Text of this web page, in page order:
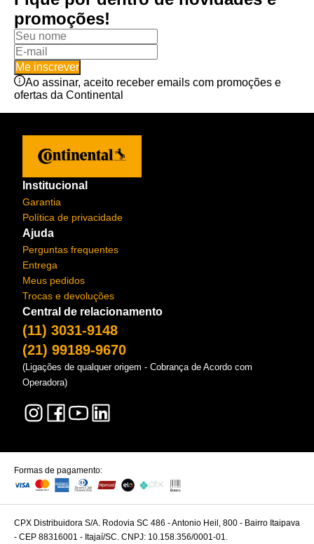
promoções!
Me inscrever
Ao assinar, aceito receber emails com promoções e
ofertas da Continental
Institucional
Garantia
Política de privacidade
Ajuda
Perguntas frequentes
Entrega
Meus pedidos
Trocas e devoluções
Central de relacionamento
(11) 3031-9148
(21) 99189-9670
(Ligações de qualquer origem - Cobrança de Acordo com
Operadora)
Formas de pagamento:
CPX Distribuidora S/A. Rodovia SC 486 - Antonio Heil, 800 - Bairro Itaipava
- CEP 88316001 - Itajaí/SC. CNPJ: 10.158.356/0001-01.